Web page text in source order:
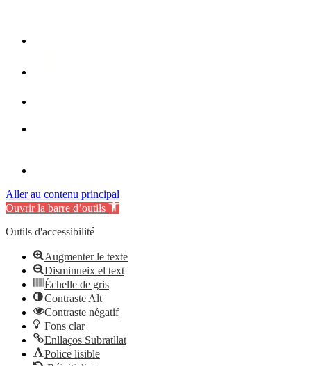
Aller au contenu principal
Ouvrir la barre d’outils
Outils d'accessibilité
Augmenter le texte
Disminueix el text
Échelle de gris
Contraste Alt
Contraste négatif
Fons clar
Enllaços Subratllat
Police lisible